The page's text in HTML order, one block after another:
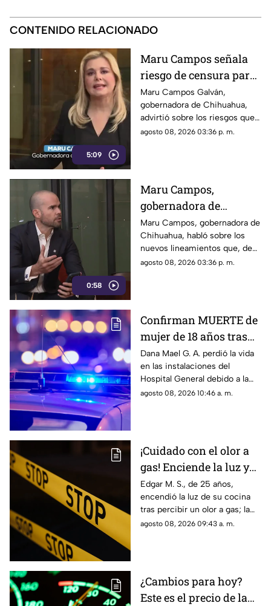
CONTENIDO RELACIONADO
5:09
Maru Campos señala
riesgo de censura para
medios y periodistas
ante nuevos
lineamientos de
audiencias
Maru Campos Galván,
gobernadora de Chihuahua,
advirtió sobre los riesgos que
podrían representar los nuevos
utilizarse para sancionar a
medios y periodistas críticos.
agosto 08, 2026 03:36 p. m.
0:58
Maru Campos,
gobernadora de
Chihuahua, advierte
riesgo para la libertad
de expresión
Maru Campos, gobernadora de
Chihuahua, habló sobre los
nuevos lineamientos que, de
acuerdo con su postura,
Gobierno Federal.
agosto 08, 2026 03:36 p. m.
Confirman MUERTE de
mujer de 18 años tras
ser atropellada en
Ciudad Juárez
Dana Mael G. A. perdió la vida
en las instalaciones del
Hospital General debido a la
gravedad de las lesiones
agosto 08, 2026 10:46 a. m.
¡Cuidado con el olor a
gas! Enciende la luz y
genera explosión en
vivienda de Ciudad
Juárez
Edgar M. S., de 25 años,
encendió la luz de su cocina
tras percibir un olor a gas; la
chispante detonación le
agosto 08, 2026 09:43 a. m.
¿Cambios para hoy?
Este es el precio de la